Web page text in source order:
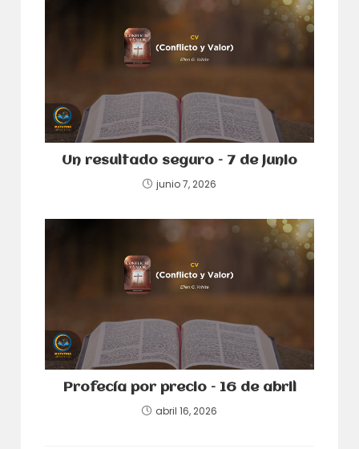
Un resultado seguro – 7 de junio
junio 7, 2026
Profecía por precio – 16 de abril
abril 16, 2026